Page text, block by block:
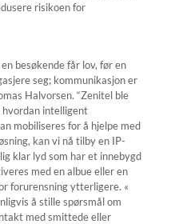
risikoen for
besøkende får lov, før en
seg; kommunikasjon er
Halvorsen. “Zenitel ble
hvordan intelligent
mobiliseres for å hjelpe med
kan vi nå tilby en IP-
klar lyd som har et innebygd
med en albue eller en
forurensning ytterligere. «
å stille spørsmål om
med smittede eller